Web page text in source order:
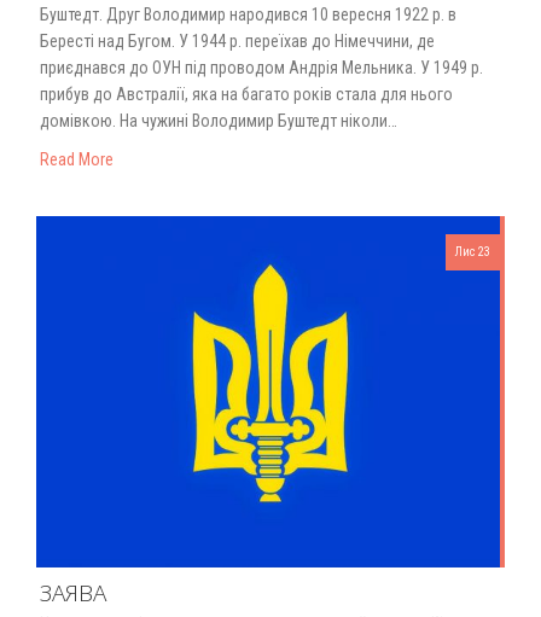
Буштедт. Друг Володимир народився 10 вересня 1922 р. в
Бересті над Бугом. У 1944 р. переїхав до Німеччини, де
приєднався до ОУН під проводом Андрія Мельника. У 1949 р.
прибув до Австралії, яка на багато років стала для нього
домівкою. На чужині Володимир Буштедт ніколи…
Read More
Лис 23
ЗАЯВА